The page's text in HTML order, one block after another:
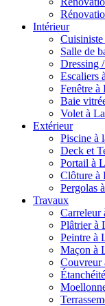
Intérieur
Salle de
Dressing
Escaliers
Fenêtre à
Baie
Volet à
Extérieur
Piscine à
Deck et
Portail à
Clôture à
Pergolas
Travaux
Carreleur
Plâtrier à
Peintre à
Maçon à
Couvreur